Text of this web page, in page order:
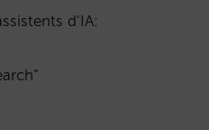
d’IA: